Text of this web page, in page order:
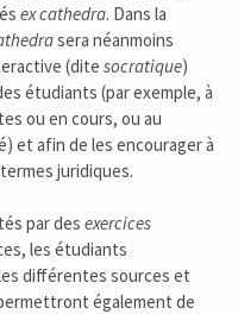
ex cathedra. Dans la
sera néanmoins
(dite socratique)
étudiants (par exemple, à
ou en cours, ou au
et afin de les encourager à
juridiques.
par des exercices
les étudiants
différentes sources et
également de